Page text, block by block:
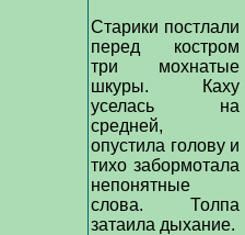
Старики постлали
перед костром
три мохнатые
шкуры. Каху
уселась на
средней,
опустила голову и
тихо забормотала
непонятные
слова. Толпа
затаила дыхание.